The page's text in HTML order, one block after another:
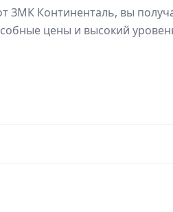
ЗМК Континенталь, вы
цены и высокий